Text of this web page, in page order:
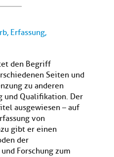
Erfassung,
den Begriff
Seiten und
zu anderen
und Qualifikation. Der
ausgewiesen – auf
von
gibt er einen
der
Forschung zum